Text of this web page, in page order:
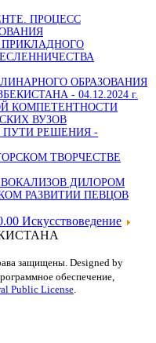
ПРОЦЕСС
ОБРАЗОВАНИЯ
- 04.12.2024 г.
КОМПЕТЕНТНОСТИ
ВУЗОВ
ПУТИ РЕШЕНИЯ -
ТВОРЧЕСТВЕ
ДИЛОРОМ
РАЗВИТИИ ПЕВЦОВ
Искусствоведение
защищены. Designed by
обеспечение,
Public License